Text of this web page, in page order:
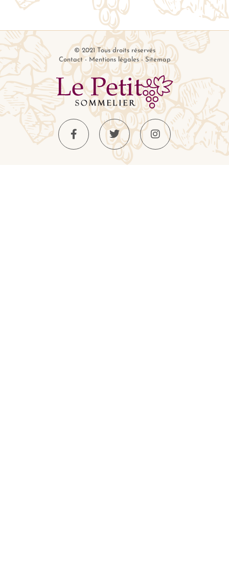
© 2021 Tous droits réservés
Contact- Mentions légales-Sitemap